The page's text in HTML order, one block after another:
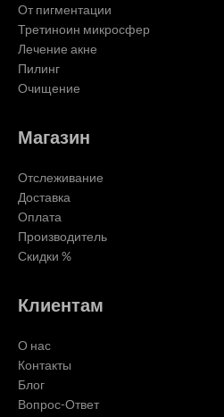
От пигментации
Третиноин микросфер
Лечение акне
Пилинг
Очищение
Магазин
Отслеживание
Доставка
Оплата
Производитель
Скидки %
Клиентам
О нас
Контакты
Блог
Вопрос-Ответ